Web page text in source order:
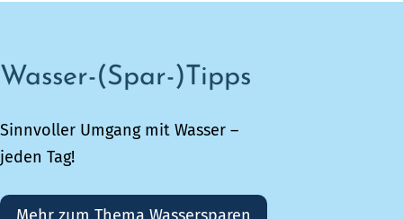
Wasser-(Spar-)Tipps
Sinnvoller Umgang mit Wasser –
jeden Tag!